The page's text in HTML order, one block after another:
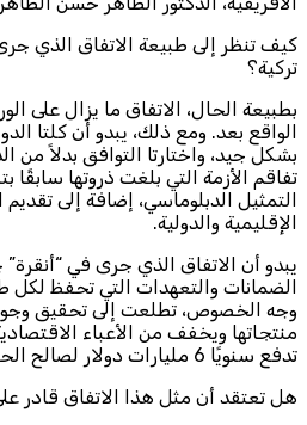
كيف تنظر إلى طبيعة الاتفاق الذي جرى
تركية؟
بطبيعة الحال، الاتفاق ما يزال على
الواقع بعد. ومع ذلك، يبدو أن كلتا
بشكل جيد، واختارتا التوافق بدلاً
تفاقم الأزمة التي بلغت ذروتها
التمثيل الدبلوماسي، إضافة إلى
الإقليمية والدولية.
يبدو أن الاتفاق الذي جرى في
الضمانات والتعهدات التي تحفظ لكل
وجه الخصوص، تطلعت إلى تحقيق
منتجاتها ويخفف من الأعباء
تدفع سنويًا 6 مليارات دولار لصالح الحكومة الجيبوتية.
هل تعتقد أن مثل هذا الاتفاق قادر